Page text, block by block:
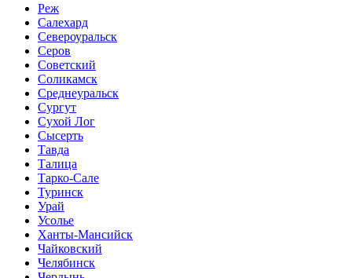
Реж
Салехард
Североуральск
Серов
Советский
Соликамск
Среднеуральск
Сургут
Сухой Лог
Сысерть
Тавда
Талица
Тарко-Сале
Туринск
Урай
Усолье
Ханты-Мансийск
Чайковский
Челябинск